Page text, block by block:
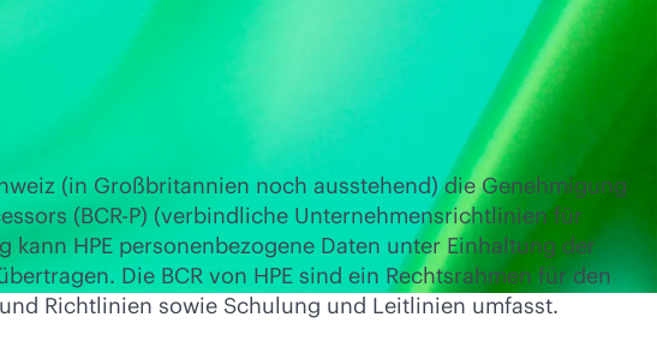
(in Großbritannien noch ausstehend) die Genehmigung
(BCR-P) (verbindliche Unternehmensrichtlinien für
HPE personenbezogene Daten unter Einhaltung der
Die BCR von HPE sind ein Rechtsrahmen für den
Richtlinien sowie Schulung und Leitlinien umfasst.